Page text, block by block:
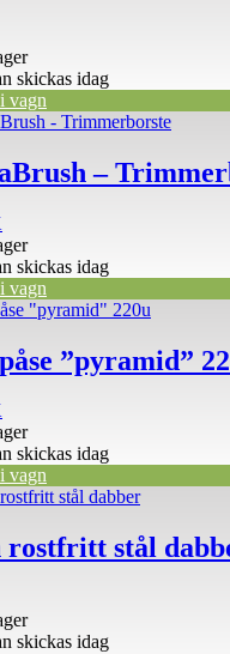
skickas idag
vagn
–
skickas idag
vagn
”pyramid”
skickas idag
vagn
rostfritt stål
skickas idag